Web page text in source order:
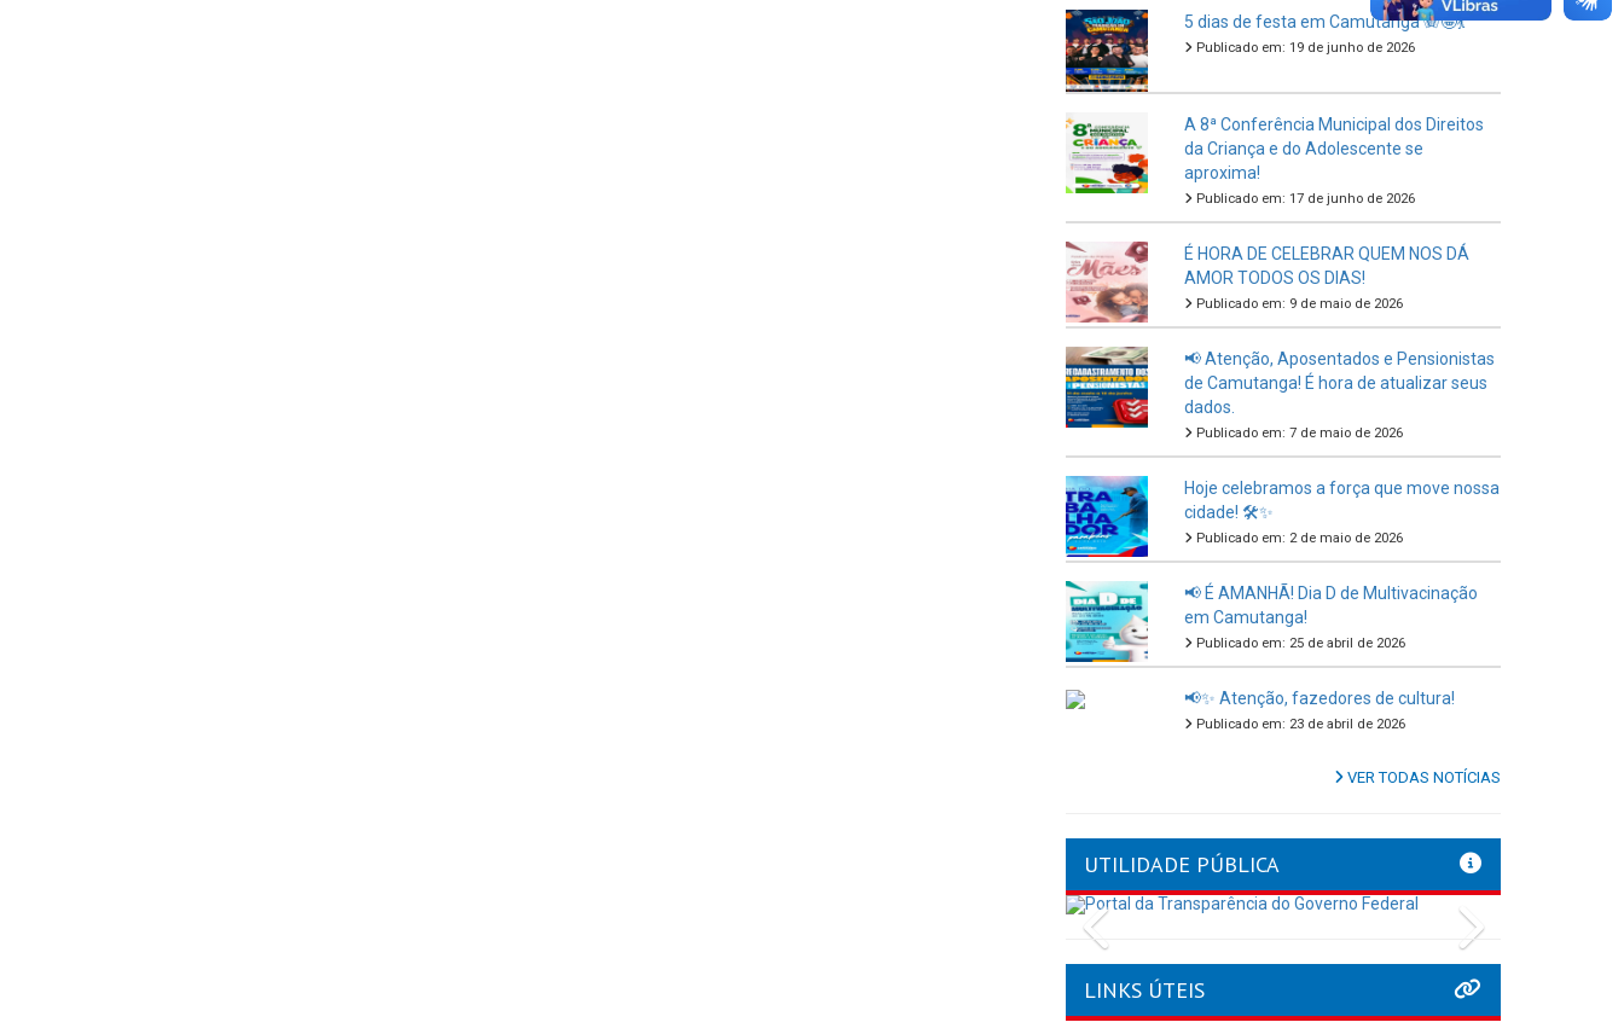
5 dias de festa em Camutanga 🪗🤩💃
Publicado em: 19 de junho de 2026
A 8ª Conferência Municipal dos Direitos
da Criança e do Adolescente se
aproxima!
Publicado em: 17 de junho de 2026
É HORA DE CELEBRAR QUEM NOS DÁ
AMOR TODOS OS DIAS!
Publicado em: 9 de maio de 2026
📢 Atenção, Aposentados e Pensionistas
de Camutanga! É hora de atualizar seus
dados.
Publicado em: 7 de maio de 2026
Hoje celebramos a força que move nossa
cidade! 🛠️✨
Publicado em: 2 de maio de 2026
📢 É AMANHÃ! Dia D de Multivacinação
em Camutanga!
Publicado em: 25 de abril de 2026
📢✨ Atenção, fazedores de cultura!
Publicado em: 23 de abril de 2026
VER TODAS NOTÍCIAS
UTILIDADE PÚBLICA
Previous
LINKS ÚTEIS